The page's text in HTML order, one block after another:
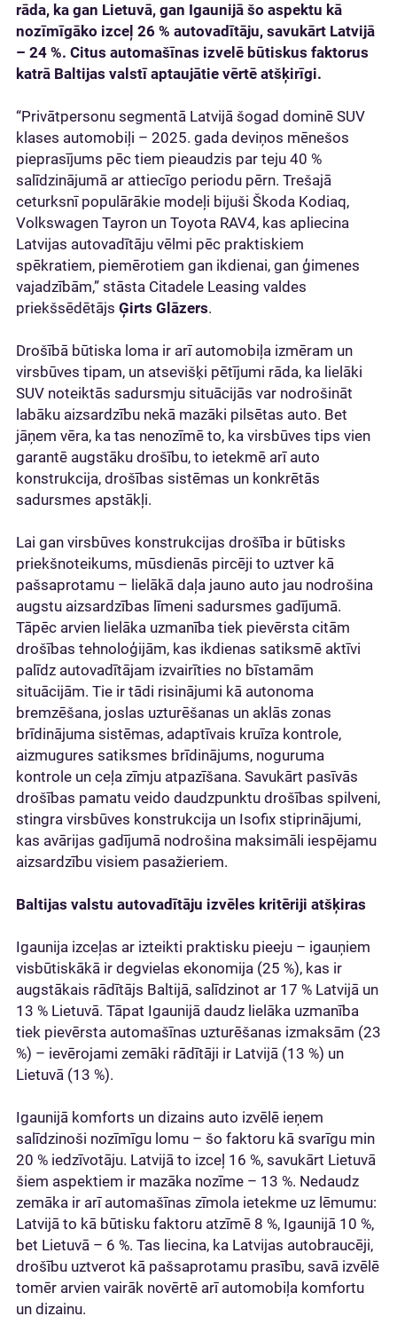
rāda, ka gan Lietuvā, gan Igaunijā šo aspektu kā
nozīmīgāko izceļ 26 % autovadītāju, savukārt Latvijā
– 24 %. Citus automašīnas izvelē būtiskus faktorus
katrā Baltijas valstī aptaujātie vērtē atšķirīgi.
“Privātpersonu segmentā Latvijā šogad dominē SUV
klases automobiļi – 2025. gada deviņos mēnešos
pieprasījums pēc tiem pieaudzis par teju 40 %
salīdzinājumā ar attiecīgo periodu pērn. Trešajā
ceturksnī populārākie modeļi bijuši Škoda Kodiaq,
Volkswagen Tayron un Toyota RAV4, kas apliecina
Latvijas autovadītāju vēlmi pēc praktiskiem
spēkratiem, piemērotiem gan ikdienai, gan ģimenes
vajadzībām,” stāsta Citadele Leasing valdes
priekšsēdētājs Ģirts Glāzers.
Drošībā būtiska loma ir arī automobiļa izmēram un
virsbūves tipam, un atsevišķi pētījumi rāda, ka lielāki
SUV noteiktās sadursmju situācijās var nodrošināt
labāku aizsardzību nekā mazāki pilsētas auto. Bet
jāņem vēra, ka tas nenozīmē to, ka virsbūves tips vien
garantē augstāku drošību, to ietekmē arī auto
konstrukcija, drošības sistēmas un konkrētās
sadursmes apstākļi.
Lai gan virsbūves konstrukcijas drošība ir būtisks
priekšnoteikums, mūsdienās pircēji to uztver kā
pašsaprotamu – lielākā daļa jauno auto jau nodrošina
augstu aizsardzības līmeni sadursmes gadījumā.
Tāpēc arvien lielāka uzmanība tiek pievērsta citām
drošības tehnoloģijām, kas ikdienas satiksmē aktīvi
palīdz autovadītājam izvairīties no bīstamām
situācijām. Tie ir tādi risinājumi kā autonoma
bremzēšana, joslas uzturēšanas un aklās zonas
brīdinājuma sistēmas, adaptīvais kruīza kontrole,
aizmugures satiksmes brīdinājums, noguruma
kontrole un ceļa zīmju atpazīšana. Savukārt pasīvās
drošības pamatu veido daudzpunktu drošības spilveni,
stingra virsbūves konstrukcija un Isofix stiprinājumi,
kas avārijas gadījumā nodrošina maksimāli iespējamu
aizsardzību visiem pasažieriem.
Baltijas valstu autovadītāju izvēles kritēriji atšķiras
Igaunija izceļas ar izteikti praktisku pieeju – igauņiem
visbūtiskākā ir degvielas ekonomija (25 %), kas ir
augstākais rādītājs Baltijā, salīdzinot ar 17 % Latvijā un
13 % Lietuvā. Tāpat Igaunijā daudz lielāka uzmanība
tiek pievērsta automašīnas uzturēšanas izmaksām (23
%) – ievērojami zemāki rādītāji ir Latvijā (13 %) un
Lietuvā (13 %).
Igaunijā komforts un dizains auto izvēlē ieņem
salīdzinoši nozīmīgu lomu – šo faktoru kā svarīgu min
20 % iedzīvotāju. Latvijā to izceļ 16 %, savukārt Lietuvā
šiem aspektiem ir mazāka nozīme – 13 %. Nedaudz
zemāka ir arī automašīnas zīmola ietekme uz lēmumu:
Latvijā to kā būtisku faktoru atzīmē 8 %, Igaunijā 10 %,
bet Lietuvā – 6 %. Tas liecina, ka Latvijas autobraucēji,
drošību uztverot kā pašsaprotamu prasību, savā izvēlē
tomēr arvien vairāk novērtē arī automobiļa komfortu
un dizainu.